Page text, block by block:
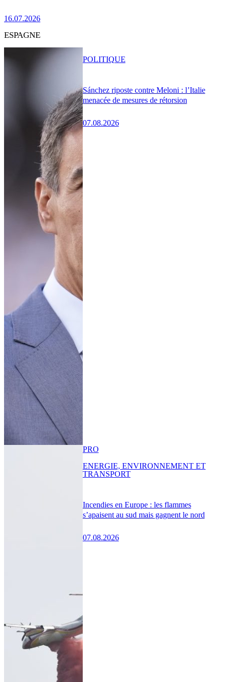
16.07.2026
ESPAGNE
Sánchez riposte contre Meloni : l’Italie
menacée de mesures de rétorsion
07.08.2026
POLITIQUE
Incendies en Europe : les flammes
s’apaisent au sud mais gagnent le nord
07.08.2026
PRO
ENERGIE, ENVIRONNEMENT ET
TRANSPORT